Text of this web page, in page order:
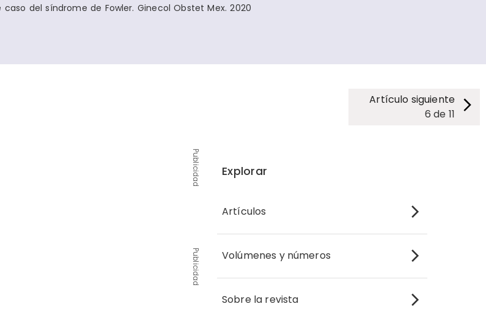
del síndrome de Fowler. Ginecol Obstet Mex. 2020
Artículo siguiente
6 de 11
Publicidad
Publicidad
Explorar
Artículos
Volúmenes y números
Sobre la revista